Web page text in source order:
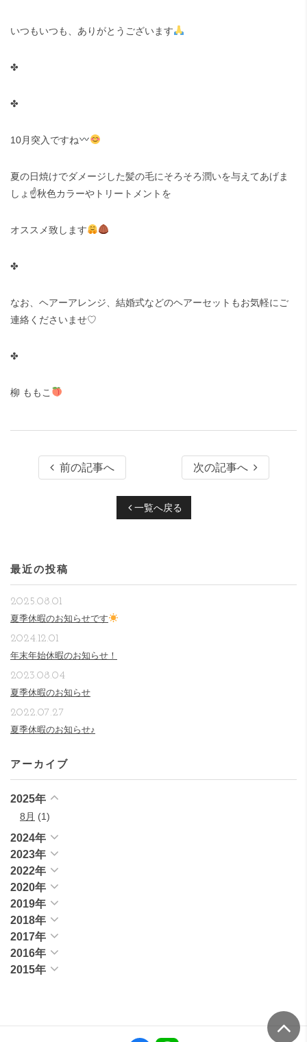
いつもいつも、ありがとうございます
✤
✤
10月突入ですね
夏の日焼けでダメージした髪の毛にそろそろ潤いを与えてあげま
しょ☝️秋色カラーやトリートメントを
オススメ致します
✤
なお、ヘアーアレンジ、結婚式などのヘアーセットもお気軽にご
連絡くださいませ♡
✤
柳 ももこ
前の記事へ 次の記事へ
一覧へ戻る
最近の投稿
夏季休暇のお知らせです
2025.08.01
年末年始休暇のお知らせ！
2024.12.01
夏季休暇のお知らせ
2023.08.04
夏季休暇のお知らせ♪
2022.07.27
アーカイブ
2025年
8月 (1)
2024年
2023年
2022年
2020年
2019年
2018年
2017年
2016年
2015年